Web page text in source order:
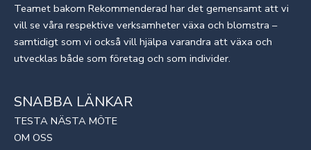
Teamet bakom Rekommenderad har det gemensamt att vi
vill se våra respektive verksamheter växa och blomstra –
samtidigt som vi också vill hjälpa varandra att växa och
utvecklas både som företag och som individer.
SNABBA LÄNKAR
TESTA NÄSTA MÖTE
OM OSS